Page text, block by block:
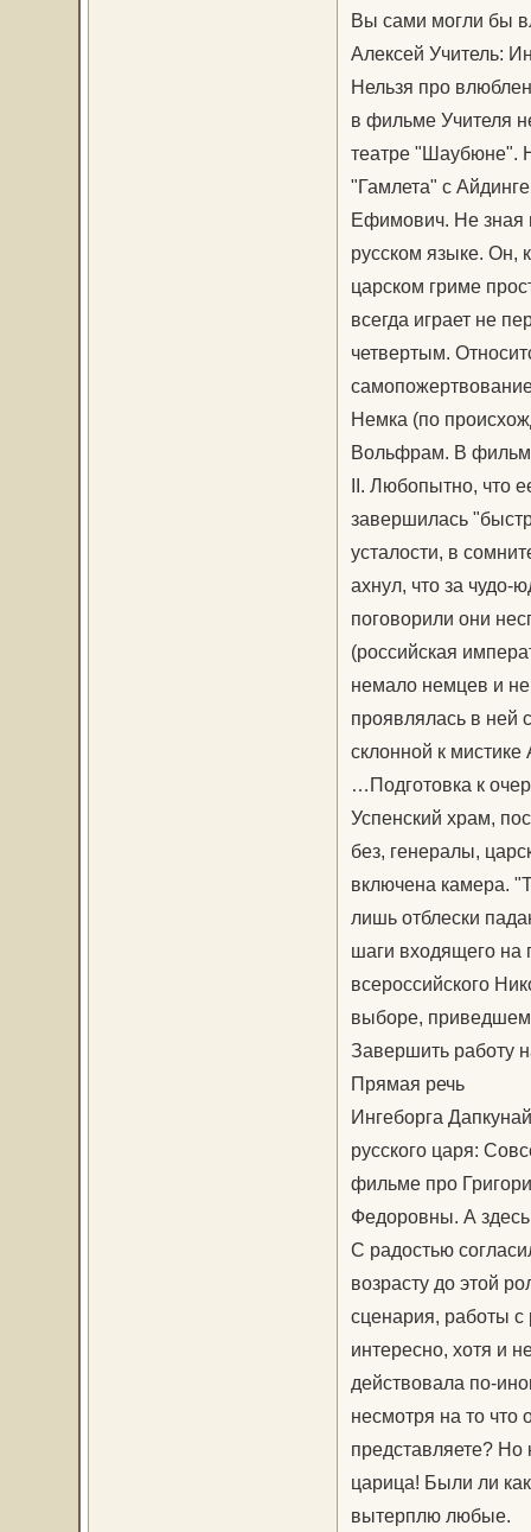
Вы сами могли бы
Алексей Учитель:
Нельзя про
в фильме Учителя
театре "Шаубюне".
"Гамлета" с
Ефимович. Не зная
русском языке. Он,
царском гриме
всегда играет не
четвертым.
Немка (по
Вольфрам. В
II. Любопытно, что
завершилась
усталости, в
ахнул, что за чудо-
поговорили они
(российская
немало немцев и
проявлялась в ней
склонной к
…Подготовка к
Успенский храм,
без, генералы,
включена камера.
лишь отблески
шаги входящего на
всероссийского
выборе, приведшем
Завершить работу
Прямая речь
Ингеборга
русского царя:
фильме про
Федоровны. А
С радостью
возрасту до этой
сценария, работы
интересно, хотя и
действовала по-
несмотря на то что
представляете? Но
царица! Были ли
вытерплю любые.